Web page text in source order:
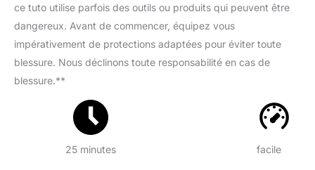
ce tuto utilise parfois des outils ou produits qui peuvent être
dangereux. Avant de commencer, équipez vous
impérativement de protections adaptées pour éviter toute
blessure. Nous déclinons toute responsabilité en cas de
blessure.**
25 minutes facile